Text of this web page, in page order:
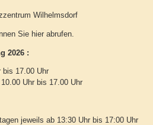
Wilhelmsdorf
Sie hier abrufen.
2026 :
bis 17.00 Uhr
10.00 Uhr bis 17.00 Uhr
jeweils ab 13:30 Uhr bis 17:00 Uhr